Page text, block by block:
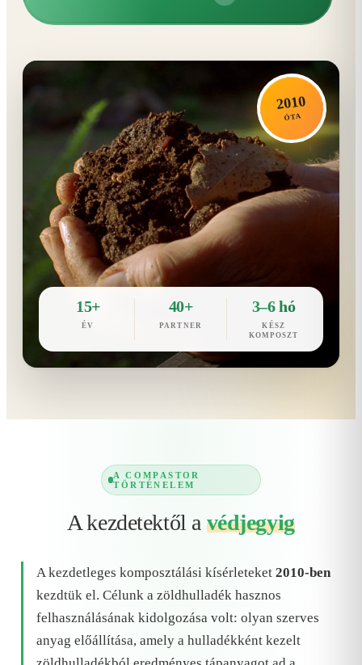
2010
ÓTA
15+
ÉV
40+
PARTNER
3–6 hó
KÉSZ
KOMPOSZT
A COMPASTOR
TÖRTÉNELEM
A kezdetektől a védjegyig
A kezdetleges komposztálási kísérleteket 2010-ben
kezdtük el. Célunk a zöldhulladék hasznos
felhasználásának kidolgozása volt: olyan szerves
anyag előállítása, amely a hulladékként kezelt